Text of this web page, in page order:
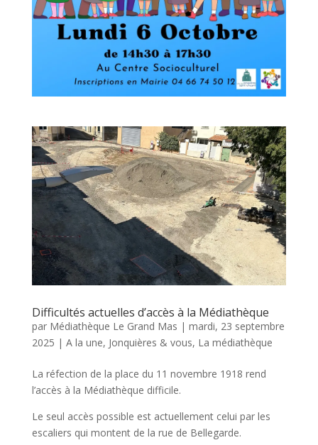
Difficultés actuelles d’accès à la Médiathèque
par Médiathèque Le Grand Mas | mardi, 23 septembre
2025 | A la une, Jonquières & vous, La médiathèque
La réfection de la place du 11 novembre 1918 rend
l’accès à la Médiathèque difficile.
Le seul accès possible est actuellement celui par les
escaliers qui montent de la rue de Bellegarde.